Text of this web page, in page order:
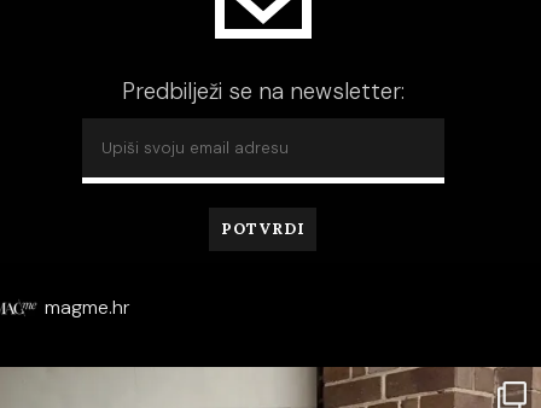
Predbilježi se na newsletter:
magme.hr